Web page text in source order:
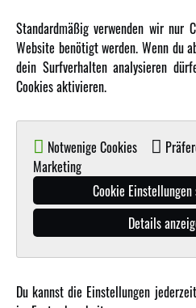
Amewi Construction - Nutzfahrzeuge
Malinos - Die kreative Seite von
Werden Sie Amewi Händler
© Copyright 2019 - 2026 Amewi Trade GmbH
Standardmäßig verwenden wir nur
Website benötigt werden. Wenn du
dein Surfverhalten analysieren
Cookies aktivieren.
Notwenige Cookies
Marketing
Cookie
Details
Du kannst die Einstellungen